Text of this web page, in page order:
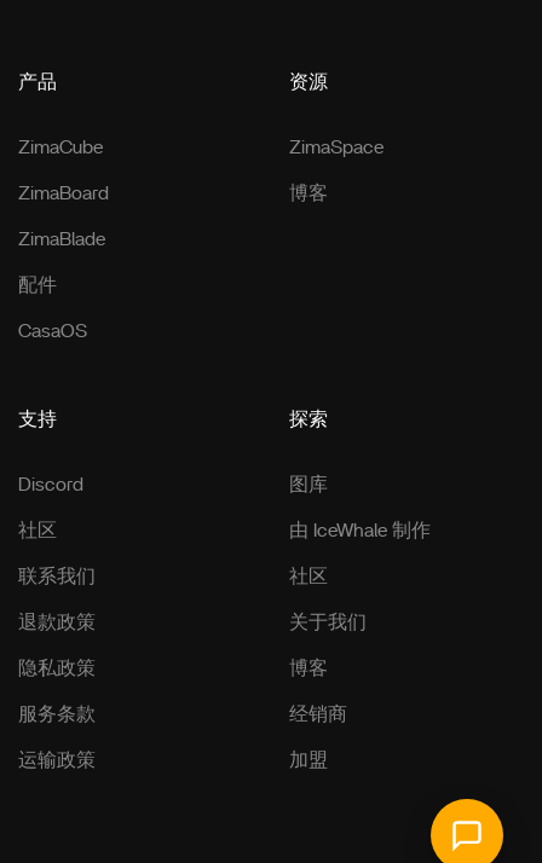
产品
ZimaCube
ZimaBoard
ZimaBlade
配件
CasaOS
资源
ZimaSpace
博客
支持
Discord
社区
联系我们
退款政策
隐私政策
服务条款
运输政策
探索
图库
由 IceWhale 制作
社区
关于我们
博客
经销商
加盟